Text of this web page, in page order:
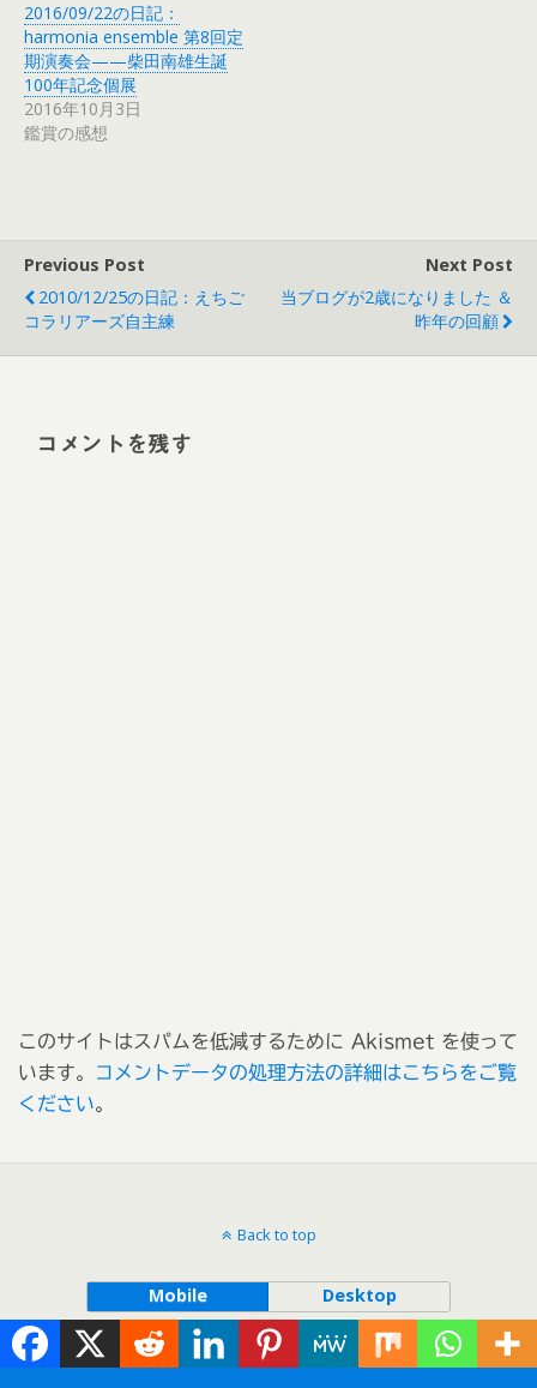
2016/09/22の日記：
harmonia ensemble 第8回定
期演奏会——柴田南雄生誕
100年記念個展
2016年10月3日
鑑賞の感想
Previous Post
2010/12/25の日記：えちご
コラリアーズ自主練
Next Post
当ブログが2歳になりました ＆
昨年の回顧
コメントを残す
このサイトはスパムを低減するために Akismet を使って
います。
コメントデータの処理方法の詳細はこちらをご覧
ください。
Back to top
Mobile Desktop